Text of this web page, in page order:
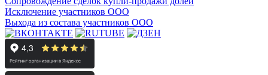
Исключение участников ООО
Выхода из состава участников ООО